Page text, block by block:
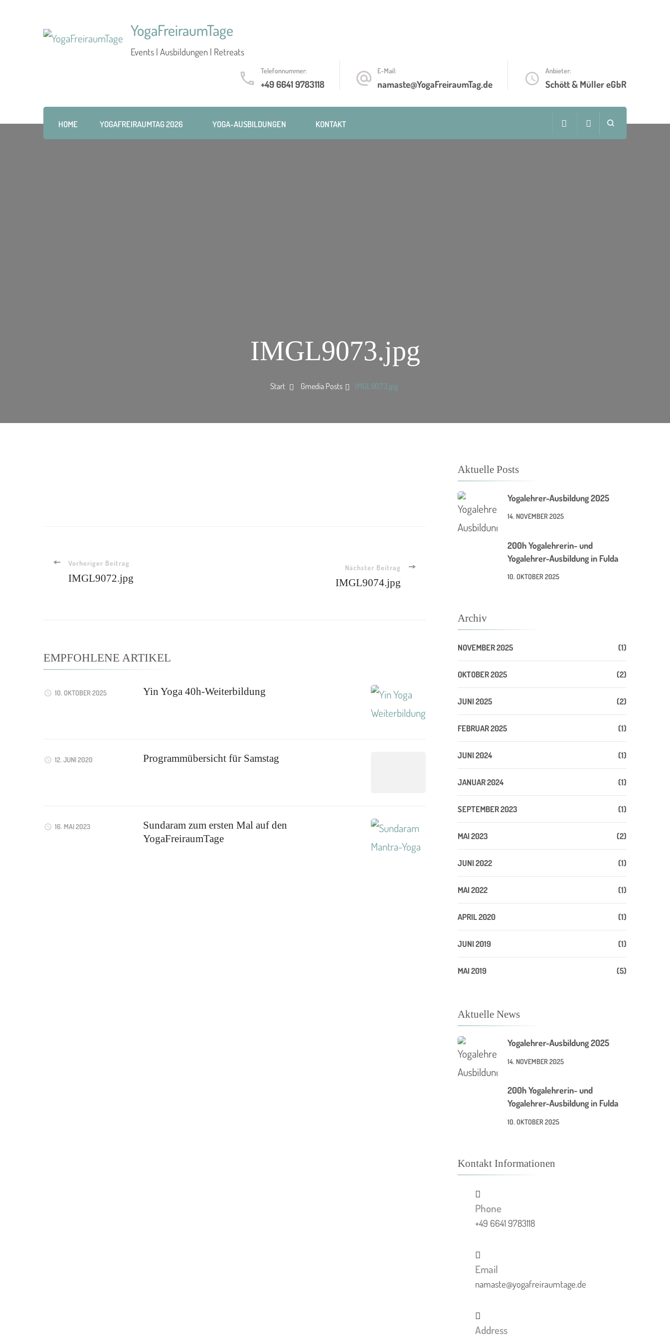
YogaFreiraumTage
Events | Ausbildungen | Retreats
Telefonnummer:
+49 6641 9783118
E-Mail:
namaste@YogaFreiraumTag.de
Anbieter:
Schött & Müller eGbR
HOME YOGAFREIRAUMTAG 2026 YOGA-AUSBILDUNGEN KONTAKT
IMGL9073.jpg
Start Gmedia Posts IMGL9073.jpg
Vorheriger Beitrag
IMGL9072.jpg
Nächster Beitrag
IMGL9074.jpg
EMPFOHLENE ARTIKEL
10. OKTOBER 2025 Yin Yoga 40h-Weiterbildung
12. JUNI 2020 Programmübersicht für Samstag
16. MAI 2023
Sundaram zum ersten Mal auf den
YogaFreiraumTage
Aktuelle Posts
Yogalehrer-Ausbildung 2025
14. NOVEMBER 2025
200h Yogalehrerin- und
Yogalehrer-Ausbildung in Fulda
10. OKTOBER 2025
Archiv
NOVEMBER 2025 (1)
OKTOBER 2025 (2)
JUNI 2025 (2)
FEBRUAR 2025 (1)
JUNI 2024 (1)
JANUAR 2024 (1)
SEPTEMBER 2023 (1)
MAI 2023 (2)
JUNI 2022 (1)
MAI 2022 (1)
APRIL 2020 (1)
JUNI 2019 (1)
MAI 2019 (5)
Aktuelle News
Yogalehrer-Ausbildung 2025
14. NOVEMBER 2025
200h Yogalehrerin- und
Yogalehrer-Ausbildung in Fulda
10. OKTOBER 2025
Kontakt Informationen
Phone
+49 6641 9783118
Email
namaste@yogafreiraumtage.de
Address